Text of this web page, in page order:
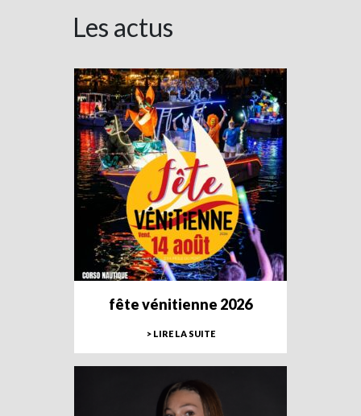
Les actus
fête vénitienne 2026
> LIRE LA SUITE